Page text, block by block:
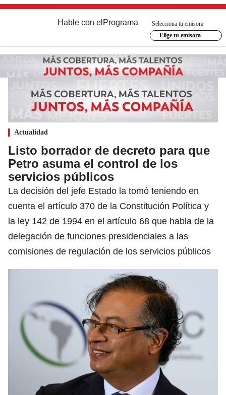
Hable con el Programa
Selecciona tu emisora
Elige tu emisora
Actualidad
Listo borrador de decreto para que
Petro asuma el control de los
servicios públicos
La decisión del jefe Estado la tomó teniendo en
cuenta el artículo 370 de la Constitución Política y
la ley 142 de 1994 en el artículo 68 que habla de la
delegación de funciones presidenciales a las
comisiones de regulación de los servicios públicos